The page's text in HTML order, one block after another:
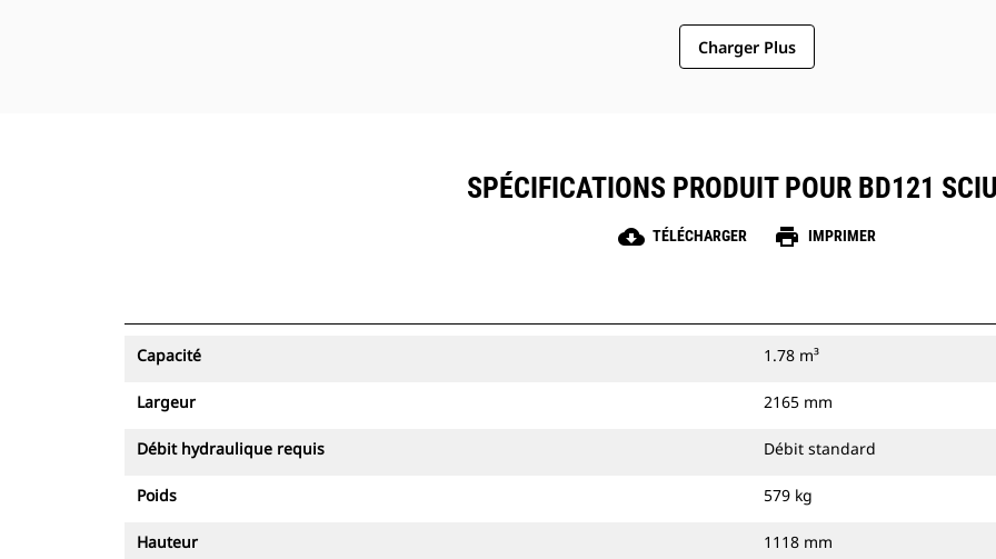
Charger Plus
SPÉCIFICATIONS PRODUIT POUR BD121
cloud_download TÉLÉCHARGER print IMPRIMER
Capacité 1.78 m³
Largeur 2165 mm
Débit hydraulique requis Débit standard
Poids 579 kg
Hauteur 1118 mm